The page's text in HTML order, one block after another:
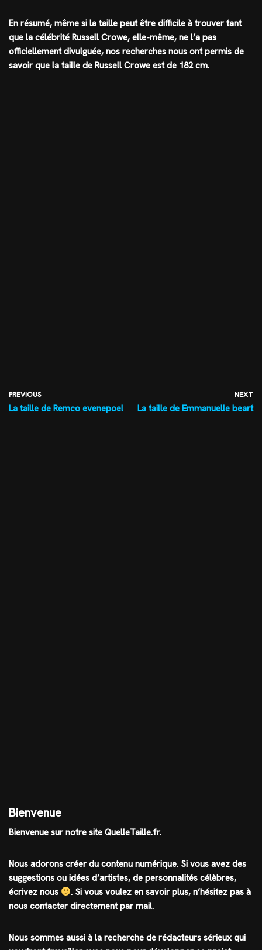
En résumé, même si la taille peut être difficile à trouver tant
que la célébrité Russell Crowe, elle-même, ne l’a pas
officiellement divulguée, nos recherches nous ont permis de
savoir que la taille de Russell Crowe est de 182 cm.
PREVIOUS
La taille de Remco evenepoel
NEXT
La taille de Emmanuelle beart
Bienvenue
Bienvenue sur notre site QuelleTaille.fr.
Nous adorons créer du contenu numérique. Si vous avez des
suggestions ou idées d’artistes, de personnalités célèbres,
écrivez nous
. Si vous voulez en savoir plus, n’hésitez pas à
nous contacter directement par mail.
Nous sommes aussi à la recherche de rédacteurs sérieux qui